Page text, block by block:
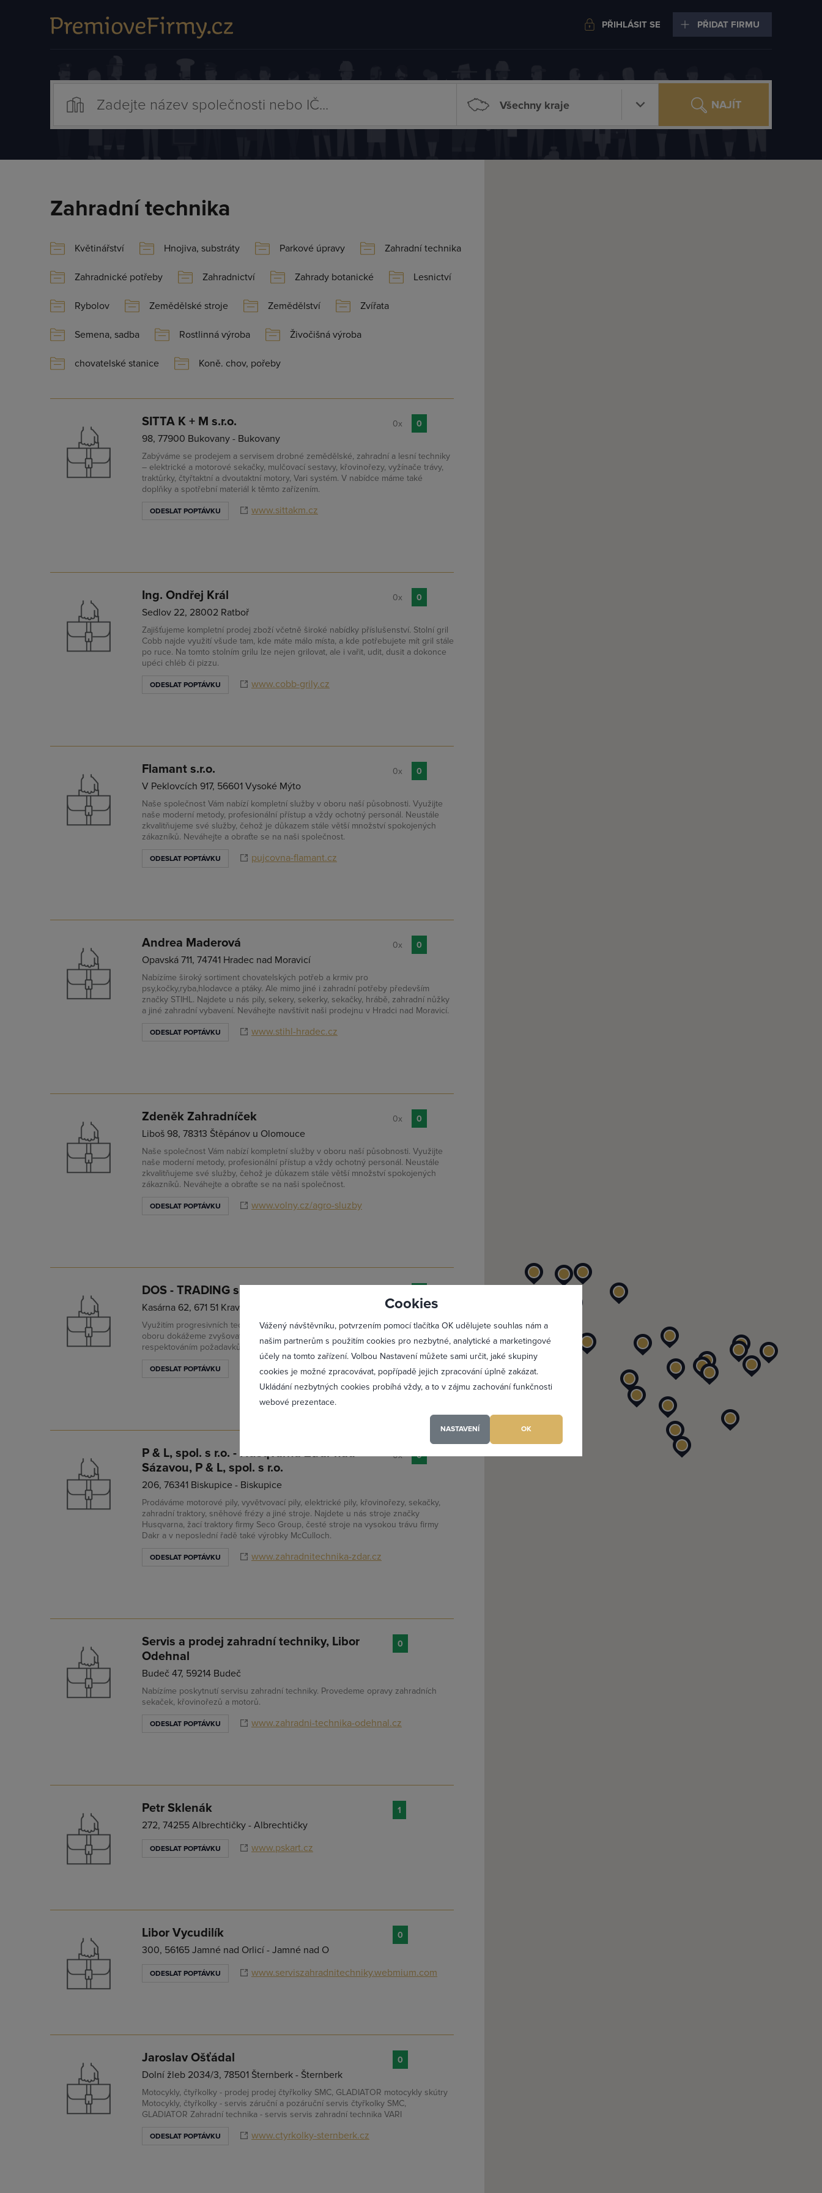
Cookies
Vážený návštěvníku, potvrzením pomocí tlačítka OK udělujete souhlas nám a
našim partnerům s použitím cookies pro nezbytné, analytické a marketingové
účely na tomto zařízení. Volbou Nastavení můžete sami určit, jaké skupiny
cookies je možné zpracovávat, popřípadě jejich zpracování úplně zakázat.
Ukládání nezbytných cookies probíhá vždy, a to v zájmu zachování funkčnosti
webové prezentace.
NASTAVENÍ OK
PŘIHLÁSIT SE PŘIDAT FIRMU
Všechny kraje NAJÍT
Zahradní technika
Květinářství Hnojiva, substráty Parkové úpravy Zahradní technika
Zahradnické potřeby Zahradnictví Zahrady botanické Lesnictví
Rybolov Zemědělské stroje Zemědělství Zvířata
Semena, sadba Rostlinná výroba Živočišná výroba
chovatelské stanice Koně. chov, pořeby
SITTA K + M s.r.o.
98, 77900 Bukovany - Bukovany
Zabýváme se prodejem a servisem drobné zemědělské, zahradní a lesní techniky
– elektrické a motorové sekačky, mulčovací sestavy, křovinořezy, vyžínače trávy,
traktůrky, čtyřtaktní a dvoutaktní motory, Vari systém. V nabídce máme také
doplňky a spotřební materiál k těmto zařízením.
ODESLAT POPTÁVKU www.sittakm.cz
0x 0
Ing. Ondřej Král
Sedlov 22, 28002 Ratboř
Zajišťujeme kompletní prodej zboží včetně široké nabídky příslušenství. Stolní gril
Cobb najde využití všude tam, kde máte málo místa, a kde potřebujete mít gril stále
po ruce. Na tomto stolním grilu lze nejen grilovat, ale i vařit, udit, dusit a dokonce
upéci chléb či pizzu.
ODESLAT POPTÁVKU www.cobb-grily.cz
0x 0
Flamant s.r.o.
V Peklovcích 917, 56601 Vysoké Mýto
Naše společnost Vám nabízí kompletní služby v oboru naší působnosti. Využijte
naše moderní metody, profesionální přístup a vždy ochotný personál. Neustále
zkvalitňujeme své služby, čehož je důkazem stále větší množství spokojených
zákazníků. Neváhejte a obraťte se na naši společnost.
ODESLAT POPTÁVKU pujcovna-flamant.cz
0x 0
Andrea Maderová
Opavská 711, 74741 Hradec nad Moravicí
Nabízíme široký sortiment chovatelských potřeb a krmiv pro
psy,kočky,ryba,hlodavce a ptáky. Ale mimo jiné i zahradní potřeby především
značky STIHL. Najdete u nás pily, sekery, sekerky, sekačky, hrábě, zahradní nůžky
a jiné zahradní vybavení. Neváhejte navštívit naši prodejnu v Hradci nad Moravicí.
ODESLAT POPTÁVKU www.stihl-hradec.cz
0x 0
Zdeněk Zahradníček
Liboš 98, 78313 Štěpánov u Olomouce
Naše společnost Vám nabízí kompletní služby v oboru naší působnosti. Využijte
naše moderní metody, profesionální přístup a vždy ochotný personál. Neustále
zkvalitňujeme své služby, čehož je důkazem stále větší množství spokojených
zákazníků. Neváhejte a obraťte se na naši společnost.
ODESLAT POPTÁVKU www.volny.cz/agro-sluzby
0x 0
DOS - TRADING spol. s r.o.
Kasárna 62, 671 51 Kravsko
Využitím progresivních technologií a díky úzké spolupráci s předními firmami z
oboru dokážeme zvyšovat výkonnost a efektivnost energetických systémů s
respektováním požadavků na životní prostředí.
ODESLAT POPTÁVKU www.dostrading.eu
P & L, spol. s r.o. - Husqvarna Žďár nad
Sázavou, P & L, spol. s r.o.
206, 76341 Biskupice - Biskupice
Prodáváme motorové pily, vyvětvovací pily, elektrické pily, křovinořezy, sekačky,
zahradní traktory, sněhové frézy a jiné stroje. Najdete u nás stroje značky
Husqvarna, žací traktory firmy Seco Group, česté stroje na vysokou trávu firmy
Dakr a v neposlední řadě také výrobky McCulloch.
ODESLAT POPTÁVKU www.zahradnitechnika-zdar.cz
0x 0
Servis a prodej zahradní techniky, Libor
Odehnal
Budeč 47, 59214 Budeč
Nabízíme poskytnutí servisu zahradní techniky. Provedeme opravy zahradních
sekaček, křovinořezů a motorů.
ODESLAT POPTÁVKU www.zahradni-technika-odehnal.cz
0
Petr Sklenák
272, 74255 Albrechtičky - Albrechtičky
ODESLAT POPTÁVKU www.pskart.cz
1
Libor Vycudilík
300, 56165 Jamné nad Orlicí - Jamné nad O
ODESLAT POPTÁVKU www.serviszahradnitechniky.webmium.com
0
Jaroslav Ošťádal
Dolní žleb 2034/3, 78501 Šternberk - Šternberk
Motocykly, čtyřkolky - prodej prodej čtyřkolky SMC, GLADIATOR motocykly skútry
Motocykly, čtyřkolky - servis záruční a pozáruční servis čtyřkolky SMC,
GLADIATOR Zahradní technika - servis servis zahradní technika VARI
ODESLAT POPTÁVKU www.ctyrkolky-sternberk.cz
0
Přihlásit se
Zapomněl(a) jsem heslo
Registrovat se
Profesionální přístup k Vám i Vaší firmě
Vždy aktuální prezentace Vaší firmy